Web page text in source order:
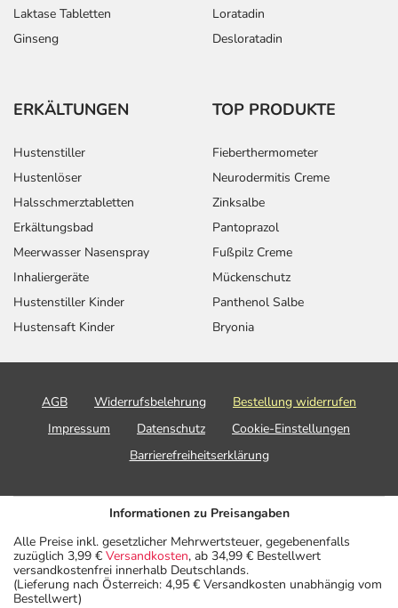
Laktase Tabletten
Ginseng
Loratadin
Desloratadin
ERKÄLTUNGEN
Hustenstiller
Hustenlöser
Halsschmerztabletten
Erkältungsbad
Meerwasser Nasenspray
Inhaliergeräte
Hustenstiller Kinder
Hustensaft Kinder
TOP PRODUKTE
Fieberthermometer
Neurodermitis Creme
Zinksalbe
Pantoprazol
Fußpilz Creme
Mückenschutz
Panthenol Salbe
Bryonia
AGB Widerrufsbelehrung
Bestellung widerrufen
Impressum
Datenschutz
Cookie-Einstellungen
Barrierefreiheitserklärung
Informationen zu Preisangaben
Alle Preise inkl. gesetzlicher Mehrwertsteuer, gegebenenfalls
zuzüglich 3,99 € Versandkosten, ab 34,99 € Bestellwert
versandkostenfrei innerhalb Deutschlands.
(Lieferung nach Österreich: 4,95 € Versandkosten unabhängig vom
Bestellwert)